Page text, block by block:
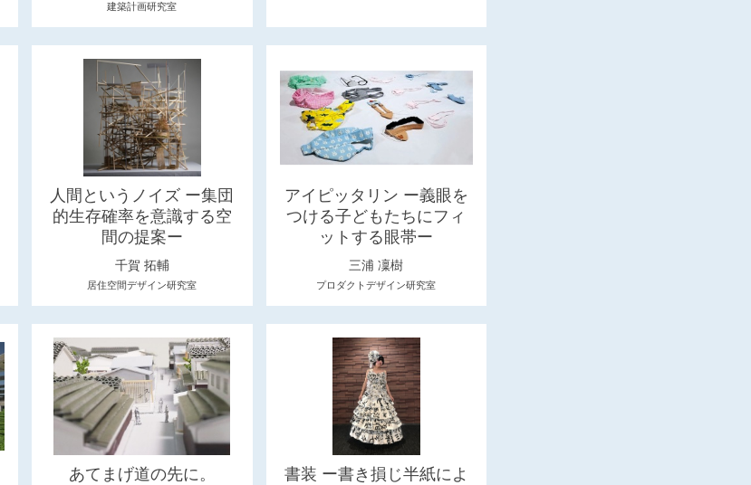
建築計画研究室
人間というノイズ ー集団
的生存確率を意識する空
間の提案ー
千賀 拓輔
居住空間デザイン研究室
アイピッタリン ー義眼を
つける子どもたちにフィ
ットする眼帯ー
三浦 凜樹
プロダクトデザイン研究室
あてまげ道の先に。
書装 ー書き損じ半紙によ